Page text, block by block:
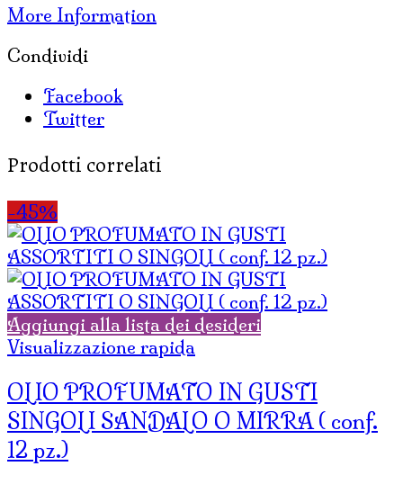
ml
quantità
More Information
Condividi
Facebook
Twitter
Prodotti correlati
-45%
Aggiungi alla lista dei desideri
Visualizzazione rapida
OLIO PROFUMATO IN GUSTI
SINGOLI SANDALO O MIRRA ( conf.
12 pz.)